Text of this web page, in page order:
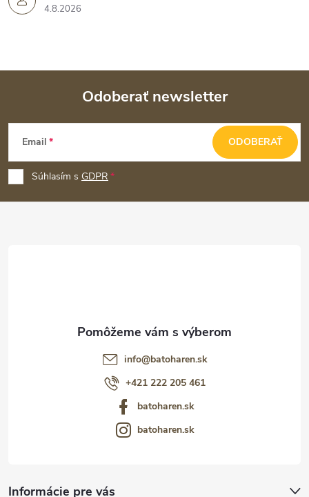
4.8.2026
Z
p
ä
Odoberať newsletter
Email
Súhlasím s GDPR
ODOBERAŤ
Informácie pre vás
info@batoharen.sk
+421 222 205 461
batoharen.sk
batoharen.sk